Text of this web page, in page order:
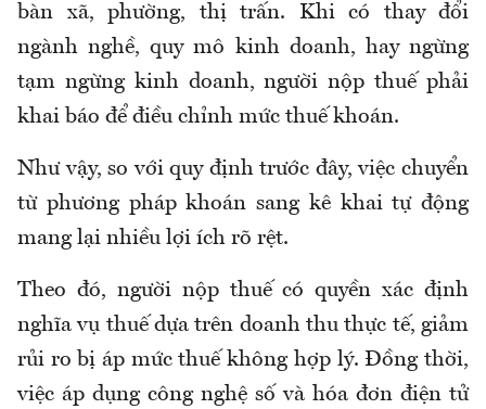
bàn xã, phường, thị trấn. Khi có thay đổi
ngành nghề, quy mô kinh doanh, hay ngừng
tạm ngừng kinh doanh, người nộp thuế phải
khai báo để điều chỉnh mức thuế khoán.
Như vậy, so với quy định trước đây, việc chuyển
từ phương pháp khoán sang kê khai tự động
mang lại nhiều lợi ích rõ rệt.
Theo đó, người nộp thuế có quyền xác định
nghĩa vụ thuế dựa trên doanh thu thực tế, giảm
rủi ro bị áp mức thuế không hợp lý. Đồng thời,
việc áp dụng công nghệ số và hóa đơn điện tử